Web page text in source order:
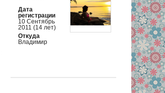
Дата
регистрации
10 Сентябрь
2011 (14 лет)
Откуда
Владимир